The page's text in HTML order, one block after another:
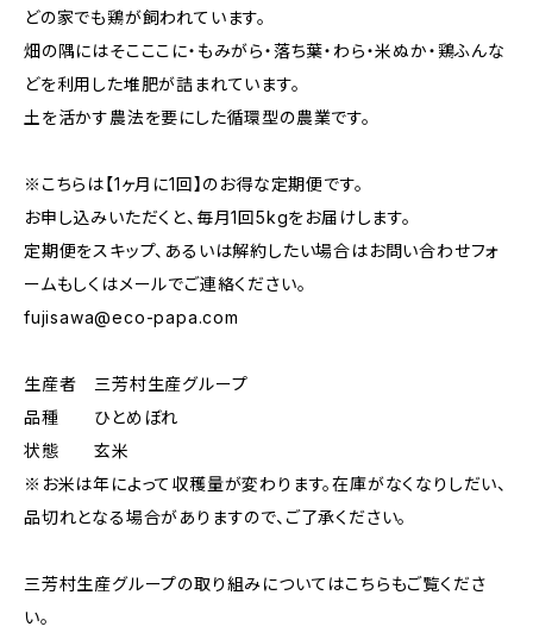
どの家でも鶏が飼われています。
畑の隅にはそこここに・もみがら・落ち葉・わら・米ぬか・鶏ふんな
どを利用した堆肥が詰まれています。
土を活かす農法を要にした循環型の農業です。
※こちらは【1ヶ月に1回】のお得な定期便です。
お申し込みいただくと、毎月1回5kgをお届けします。
定期便をスキップ、あるいは解約したい場合はお問い合わせフォ
ームもしくはメールでご連絡ください。
fujisawa@eco-papa.com
生産者 三芳村生産グループ
品種 ひとめぼれ
状態 玄米
※お米は年によって収穫量が変わります。在庫がなくなりしだい、
品切れとなる場合がありますので、ご了承ください。
三芳村生産グループの取り組みについてはこちらもご覧くださ
い。